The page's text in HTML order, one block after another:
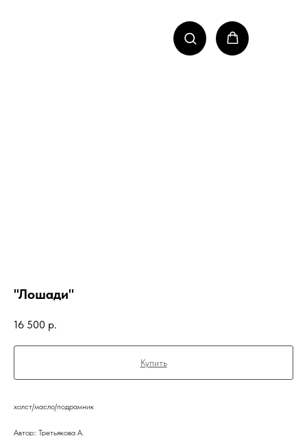
"Лошади"
16 500 р.
Купить
холст/масло/подрамник
Автор:: Третьякова А.